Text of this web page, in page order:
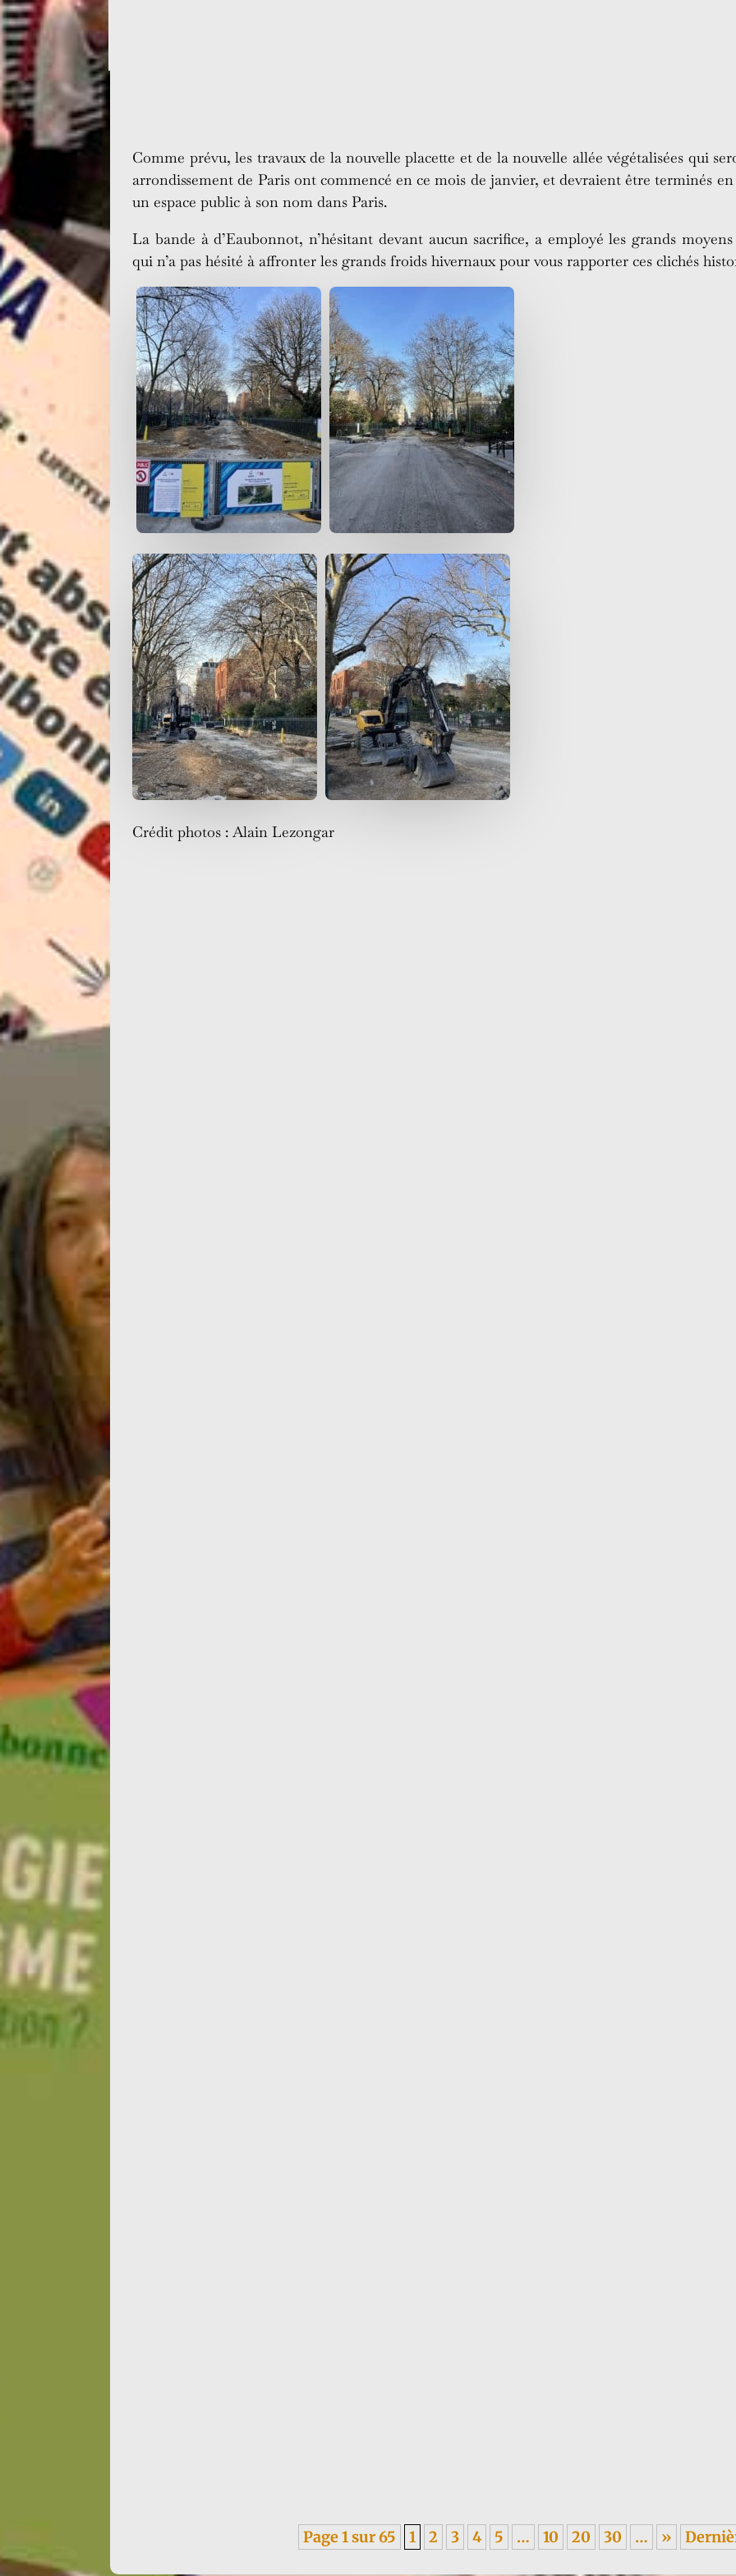
Comme prévu, les travaux de la nouvelle placette et de la nouvelle allée végétalisées qui
arrondissement de Paris ont commencé en ce mois de janvier, et devraient être terminés
un espace public à son nom dans Paris.
La bande à d’Eaubonnot, n’hésitant devant aucun sacrifice, a employé les grands
qui n’a pas hésité à affronter les grands froids hivernaux pour vous rapporter ces clichés
Crédit photos : Alain Lezongar
Page 1 sur 65 1 2 3 4 5 … 10 20 30 … »